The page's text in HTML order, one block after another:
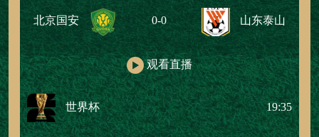
北京国安 0-0 山东泰山
观看直播
世界杯 19:35